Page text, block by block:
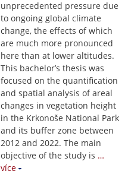
unprecedented pressure due
to ongoing global climate
change, the effects of which
are much more pronounced
here than at lower altitudes.
This bachelor’s thesis was
focused on the quantification
and spatial analysis of areal
changes in vegetation height
in the Krkonoše National Park
and its buffer zone between
2012 and 2022. The main
objective of the study is …
více